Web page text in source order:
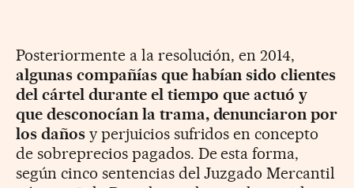
Posteriormente a la resolución, en 2014,
algunas compañías que habían sido clientes
del cártel durante el tiempo que actuó y
que desconocían la trama, denunciaron por
los dañosy perjuicios sufridos en concepto
de sobreprecios pagados. De esta forma,
según cinco sentencias del Juzgado Mercantil